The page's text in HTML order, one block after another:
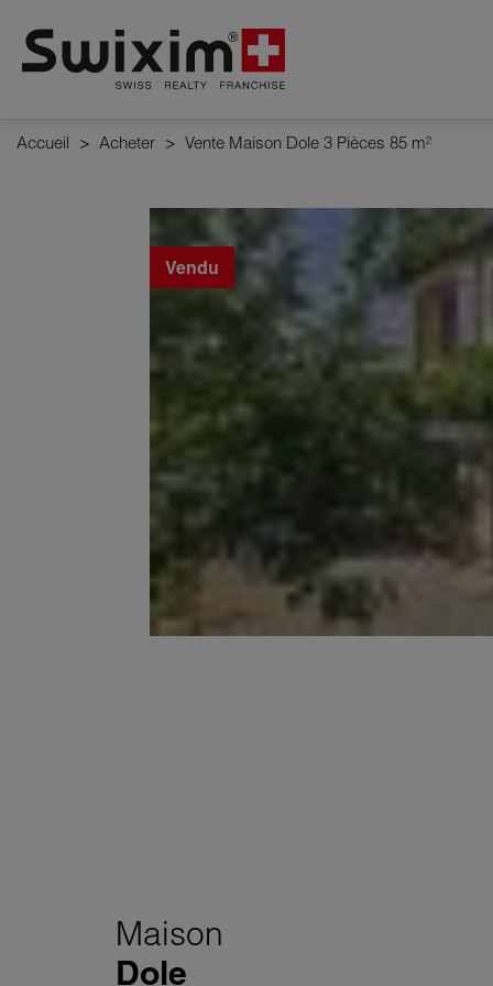
Accueil > Acheter > Vente Maison Dole 3 Pièces 85 m²
Vendu
Maison
Dole